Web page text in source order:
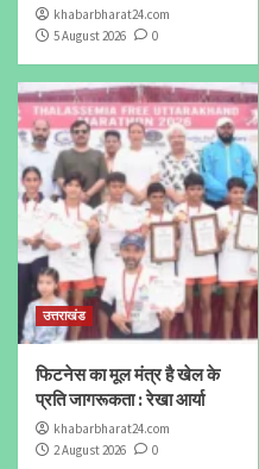
khabarbharat24.com
5 August 2026
0
उत्तराखंड
फिटनेस का मूल मंत्र है खेल के
प्रति जागरूकता : रेखा आर्या
khabarbharat24.com
2 August 2026
0